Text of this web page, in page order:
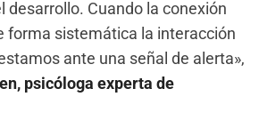
desarrollo. Cuando la conexión
forma sistemática la interacción
ante una señal de alerta»,
psicóloga experta de